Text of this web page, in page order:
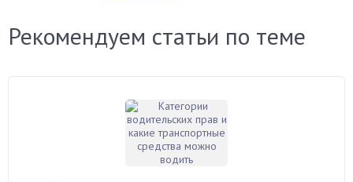
Рекомендуем статьи по теме